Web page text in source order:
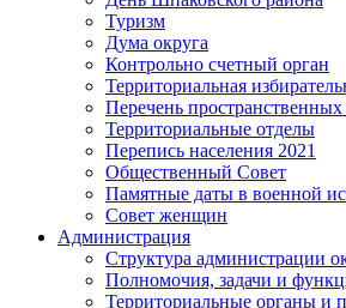
Туризм
Дума округа
Контрольно счетный орган
Территориальная
Перечень пространственных
Территориальные отделы
Перепись населения 2021
Общественный Совет
Памятные даты в военной
Совет женщин
Администрация
Структура администрации
Полномочия, задачи и
Территориальные органы и